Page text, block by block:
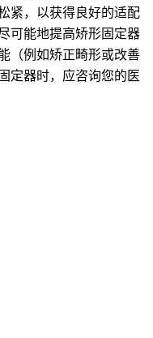
紧，以获得良好的适配
可能地提高矫形固定器
（例如矫正畸形或改善
定器时，应咨询您的医